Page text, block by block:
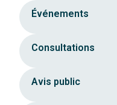
Événements
Consultations
Avis public